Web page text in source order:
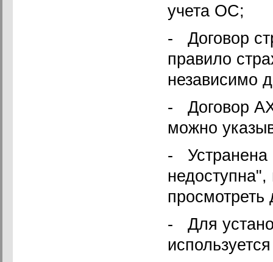
учета ОС;
- Договор
правило
независимо
- Договор
можно
- Устранена
просмотреть
- Для